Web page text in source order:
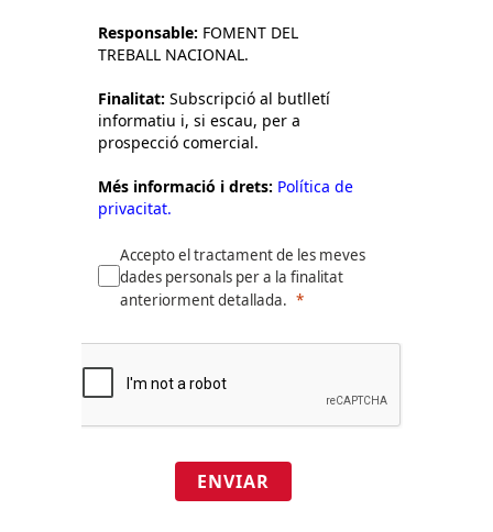
Responsable: FOMENT DEL
TREBALL NACIONAL.
Finalitat: Subscripció al butlletí
informatiu i, si escau, per a
prospecció comercial.
Més informació i drets: Política de
privacitat.
Accepto el tractament de les meves
dades personals per a la finalitat
anteriorment detallada.
ENVIAR